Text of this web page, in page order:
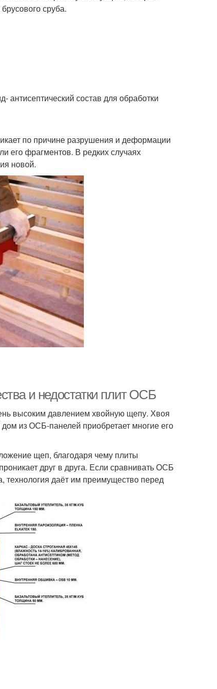
сруба.
антисептический состав для обработки
по причине разрушения и деформации
его фрагментов. В редких случаях
новой.
и недостатки плит ОСБ
высоким давлением хвойную щепу. Хвоя
из ОСБ-панелей приобретает многие его
щеп, благодаря чему плиты
друг в друга. Если сравнивать ОСБ
технология даёт им преимущество перед